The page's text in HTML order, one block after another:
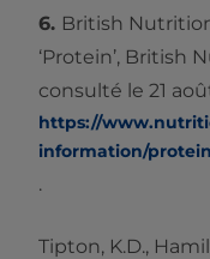
6. British
‘Protein’, British
consulté le 21
https://
information/protein
.
Tipton, K.D.,